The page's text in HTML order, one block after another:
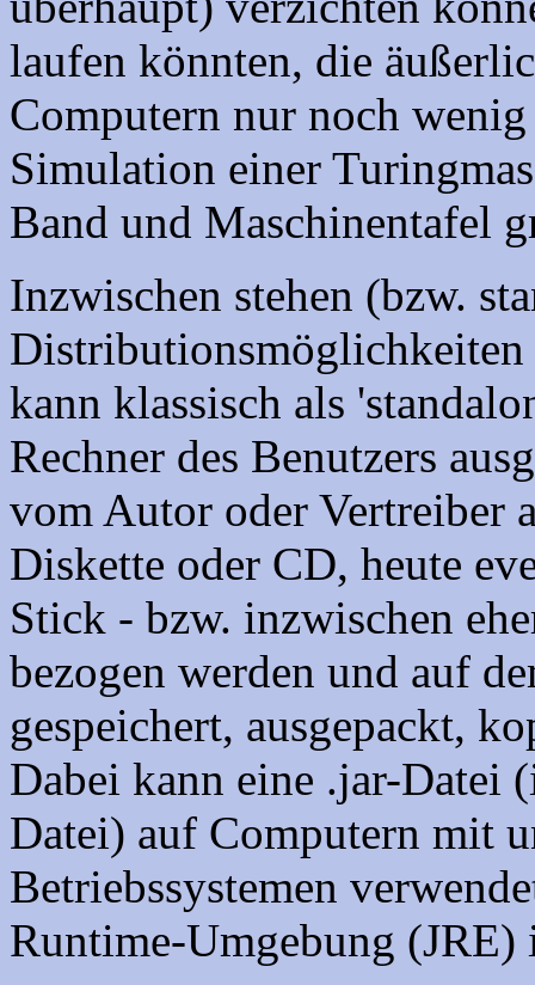
laufen könnten, die
Computern nur noch
Simulation einer
Band und Maschinentafel
Inzwischen stehen (bzw.
kann klassisch als
Rechner des Benutzers
vom Autor oder Vertreiber
Diskette oder CD, heute
Stick - bzw. inzwischen
bezogen werden und auf
gespeichert, ausgepackt,
Dabei kann eine .jar-Datei
Datei) auf Computern mit
Betriebssystemen
Runtime-Umgebung